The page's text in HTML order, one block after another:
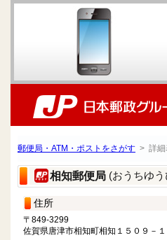
郵便局・ATM・ポストをさがす > 詳細
相知郵便局 (おうちゆ
住所
〒849-3299
佐賀県唐津市相知町相知１５０９－１